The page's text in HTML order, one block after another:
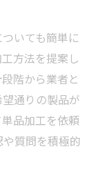
いても簡単に
方法を提案し
階から業者と
通りの製品が
品加工を依頼
質問を積極的